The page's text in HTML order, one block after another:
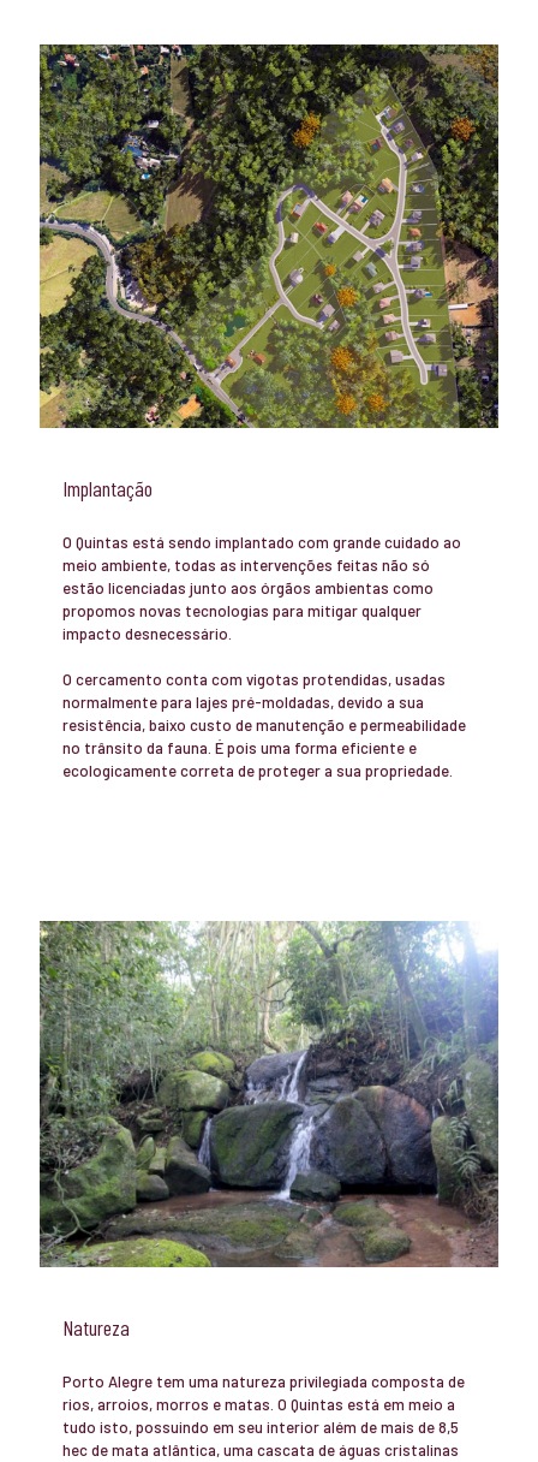
Implantação
O Quintas está sendo implantado com grande cuidado ao
meio ambiente, todas as intervenções feitas não só
estão licenciadas junto aos órgãos ambientas como
propomos novas tecnologias para mitigar qualquer
impacto desnecessário.
O cercamento conta com vigotas protendidas, usadas
normalmente para lajes pré-moldadas, devido a sua
resistência, baixo custo de manutenção e permeabilidade
no trânsito da fauna. É pois uma forma eficiente e
ecologicamente correta de proteger a sua propriedade.
Natureza
Porto Alegre tem uma natureza privilegiada composta de
rios, arroios, morros e matas. O Quintas está em meio a
tudo isto, possuindo em seu interior além de mais de 8,5
hec de mata atlântica, uma cascata de águas cristalinas